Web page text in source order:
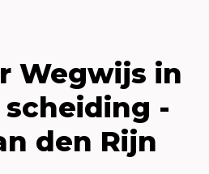
Wegwijs in
-
den Rijn